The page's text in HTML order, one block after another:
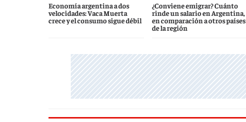
Economía argentina a dos
velocidades: Vaca Muerta
crece y el consumo sigue débil
¿Conviene emigrar? Cuánto
rinde un salario en Argentina,
en comparación a otros países
de la región